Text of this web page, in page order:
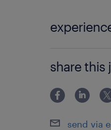
運転技能講習
経験がある方
share this
send via